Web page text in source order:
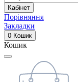
Кабінет
Порівняння
Закладки
0 Кошик
Кошик